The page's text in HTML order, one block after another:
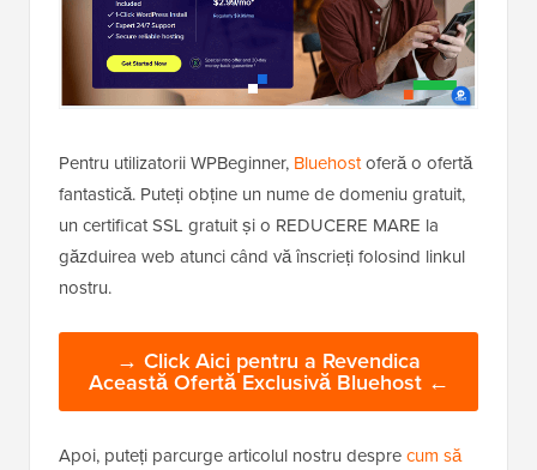
Pentru utilizatorii WPBeginner, Bluehostoferă o ofertă
fantastică. Puteți obține un nume de domeniu gratuit,
un certificat SSL gratuit și o REDUCERE MARE la
găzduirea web atunci când vă înscrieți folosind linkul
nostru.
→ Click Aici pentru a Revendica
Această Ofertă Exclusivă Bluehost ←
Apoi, puteți parcurge articolul nostru desprecum să